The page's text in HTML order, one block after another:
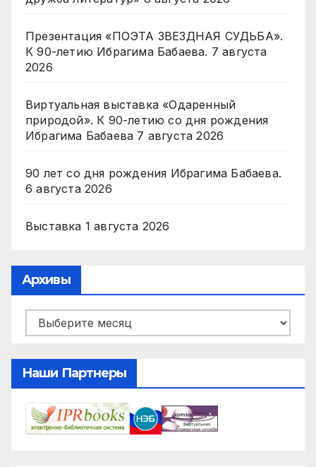
Презентация «ПОЭТА ЗВЕЗДНАЯ СУДЬБА».
К 90-летию Ибрагима Бабаева. 7 августа
2026
Виртуальная выставка «Одаренный
природой». К 90-летию со дня рождения
Ибрагима Бабаева 7 августа 2026
90 лет со дня рождения Ибрагима Бабаева.
6 августа 2026
Выставка 1 августа 2026
Архивы
Архивы
Наши Партнеры